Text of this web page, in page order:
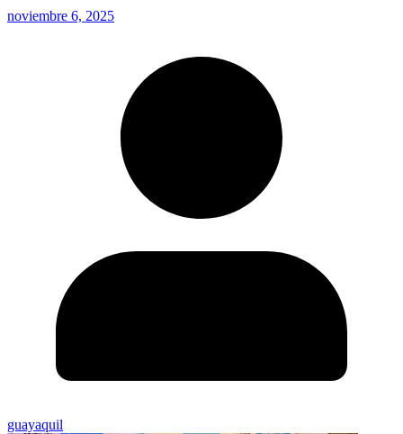
noviembre 6, 2025
guayaquil